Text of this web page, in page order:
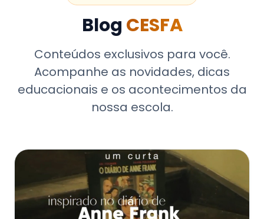
Blog CESFA
Conteúdos exclusivos para você.
Acompanhe as novidades, dicas
educacionais e os acontecimentos da
nossa escola.